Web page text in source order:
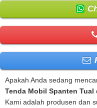
Apakah Anda sedang
Tenda Mobil Spanten Tual
Kami adalah produsen dan